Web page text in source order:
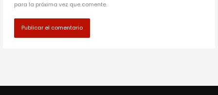
para la próxima vez que comente.